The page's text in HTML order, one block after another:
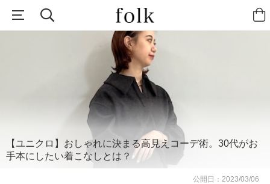
【ユニクロ】おしゃれに決まる高見えコーデ術。30代がお
手本にしたい着こなしとは？
公開日：2023/03/06